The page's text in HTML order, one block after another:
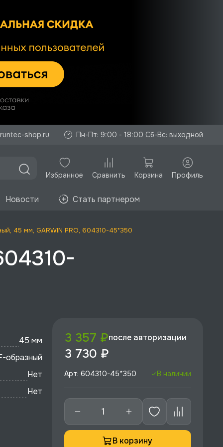
shop.ru Пн-Пт: 9:00 - 18:00 Сб-Вс: выходной
Избранное Сравнить Корзина Профиль
Новости Стать партнером
45 мм, GARWIN PRO, 604310-45*350
45 мм
образный
Нет
Нет
3 357 ₽после авторизации
3 730 ₽
Арт: 604310-45*350 В наличии
В корзину